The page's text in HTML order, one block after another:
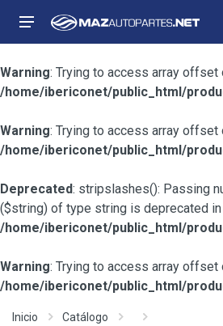
Warning: Trying to access array offset
/home/ibericonet/public_html/
Warning: Trying to access array offset
/home/ibericonet/public_html/
Deprecated: stripslashes(): Passing
($string) of type string is deprecated in
/home/ibericonet/public_html/
Warning: Trying to access array offset
/home/ibericonet/public_html/
Inicio
Catálogo